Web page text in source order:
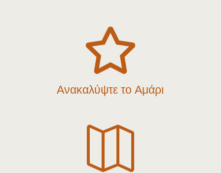

Ανακαλύψτε το Αμάρι
